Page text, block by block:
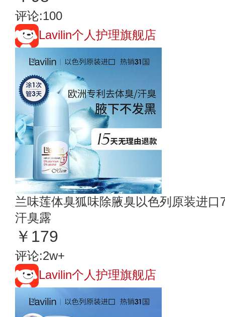
评论:100
Lavilin个人护理旗舰店
兰味莲体臭狐味除腋臭以色列原装进
汗臭露
￥179
评论:2w+
Lavilin个人护理旗舰店